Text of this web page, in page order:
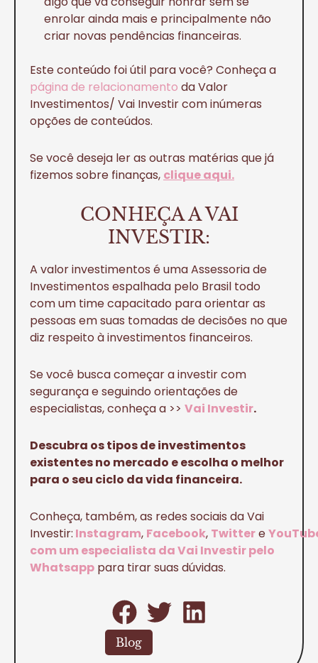
enrolar ainda mais e principalmente não
criar novas pendências financeiras.
Este conteúdo foi útil para você? Conheça a
página de relacionamento da Valor
Investimentos/ Vai Investir com inúmeras
opções de conteúdos.
Se você deseja ler as outras matérias que já
fizemos sobre finanças, clique aqui.
CONHEÇA A VAI
INVESTIR:
A valor investimentos é uma Assessoria de
Investimentos espalhada pelo Brasil todo
com um time capacitado para orientar as
pessoas em suas tomadas de decisões no que
diz respeito à investimentos financeiros.
Se você busca começar a investir com
segurança e seguindo orientações de
especialistas, conheça a >> Vai Investir.
Descubra os tipos de investimentos
existentes no mercado e escolha o melhor
para o seu ciclo da vida financeira.
Conheça, também, as redes sociais da Vai
Investir: Instagram, Facebook, Twittere
com um especialista da Vai Investir pelo
Whatsapp para tirar suas dúvidas.
Blog